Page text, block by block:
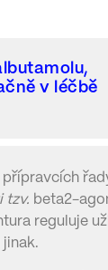
v léčbě
přípravcích
tzv. beta2-
reguluje